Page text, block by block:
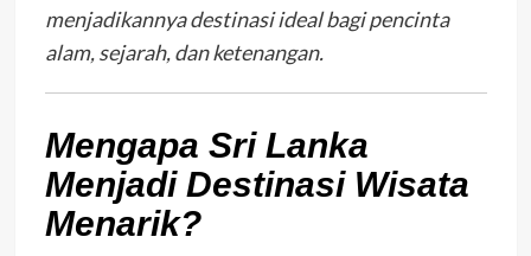
menjadikannya destinasi ideal bagi pencinta
alam, sejarah, dan ketenangan.
Mengapa Sri Lanka
Menjadi Destinasi Wisata
Menarik?